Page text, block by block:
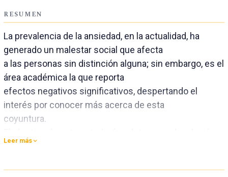
RESUMEN
La prevalencia de la ansiedad, en la actualidad, ha
generado un malestar social que afecta
a las personas sin distinción alguna; sin embargo, es el
área académica la que reporta
efectos negativos significativos, despertando el
interés por conocer más acerca de esta
coyuntura.
entre el optimismo y la ansiedad en
Psicología de una Universidad Privada de
Leer más